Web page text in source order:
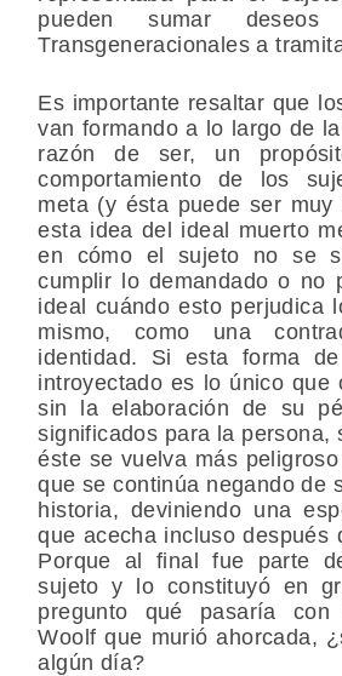
pueden sumar deseos
Transgeneracionales a
Es importante resaltar que
van formando a lo largo de
razón de ser, un
comportamiento de los
meta (y ésta puede ser muy
esta idea del ideal muerto
en cómo el sujeto no se
cumplir lo demandado o no
ideal cuándo esto perjudica
mismo, como una
identidad. Si esta forma
introyectado es lo único que
sin la elaboración de su
significados para la persona,
éste se vuelva más
que se continúa negando de
historia, deviniendo una
que acecha incluso después
Porque al final fue parte
sujeto y lo constituyó en
pregunto qué pasaría
Woolf que murió ahorcada,
algún día?